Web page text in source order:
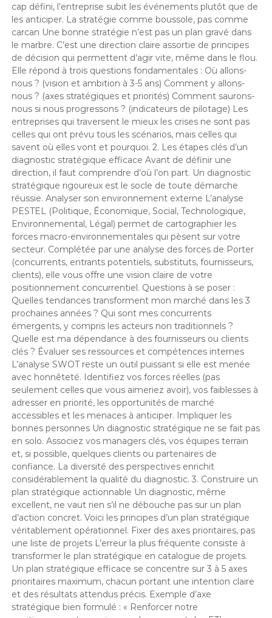
cap défini, l’entreprise subit les événements plutôt que de
les anticiper. La stratégie comme boussole, pas comme
carcan Une bonne stratégie n’est pas un plan gravé dans
le marbre. C’est une direction claire assortie de principes
de décision qui permettent d’agir vite, même dans le flou.
Elle répond à trois questions fondamentales : Où allons-
nous ? (vision et ambition à 3-5 ans) Comment y allons-
nous ? (axes stratégiques et priorités) Comment saurons-
nous si nous progressons ? (indicateurs de pilotage) Les
entreprises qui traversent le mieux les crises ne sont pas
celles qui ont prévu tous les scénarios, mais celles qui
savent où elles vont et pourquoi. 2. Les étapes clés d’un
diagnostic stratégique efficace Avant de définir une
direction, il faut comprendre d’où l’on part. Un diagnostic
stratégique rigoureux est le socle de toute démarche
réussie. Analyser son environnement externe L’analyse
PESTEL (Politique, Économique, Social, Technologique,
Environnemental, Légal) permet de cartographier les
forces macro-environnementales qui pèsent sur votre
secteur. Complétée par une analyse des forces de Porter
(concurrents, entrants potentiels, substituts, fournisseurs,
clients), elle vous offre une vision claire de votre
positionnement concurrentiel. Questions à se poser :
Quelles tendances transforment mon marché dans les 3
prochaines années ? Qui sont mes concurrents
émergents, y compris les acteurs non traditionnels ?
Quelle est ma dépendance à des fournisseurs ou clients
clés ? Évaluer ses ressources et compétences internes
L’analyse SWOT reste un outil puissant si elle est menée
avec honnêteté. Identifiez vos forces réelles (pas
seulement celles que vous aimeriez avoir), vos faiblesses à
adresser en priorité, les opportunités de marché
accessibles et les menaces à anticiper. Impliquer les
bonnes personnes Un diagnostic stratégique ne se fait pas
en solo. Associez vos managers clés, vos équipes terrain
et, si possible, quelques clients ou partenaires de
confiance. La diversité des perspectives enrichit
considérablement la qualité du diagnostic. 3. Construire un
plan stratégique actionnable Un diagnostic, même
excellent, ne vaut rien s’il ne débouche pas sur un plan
d’action concret. Voici les principes d’un plan stratégique
véritablement opérationnel. Fixer des axes prioritaires, pas
une liste de projets L’erreur la plus fréquente consiste à
transformer le plan stratégique en catalogue de projets.
Un plan stratégique efficace se concentre sur 3 à 5 axes
prioritaires maximum, chacun portant une intention claire
et des résultats attendus précis. Exemple d’axe
stratégique bien formulé : « Renforcer notre